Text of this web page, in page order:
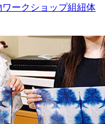
ワークショップ組紐体